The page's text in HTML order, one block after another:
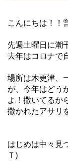
こんにちは！！
先週土曜日に潮
去年はコロナで
場所は木更津、
が、今年はどう
よ！撒いてるか
撒かれたアサリ
はじめは中々見
Ｔ)